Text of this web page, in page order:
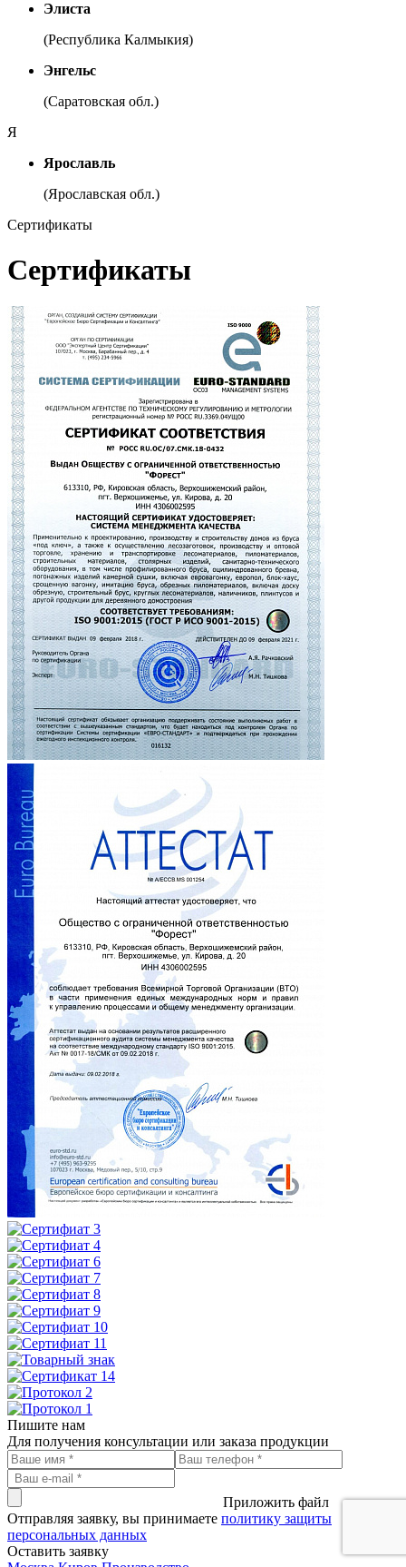
Элиста
(Республика Калмыкия)
Энгельс
(Саратовская обл.)
Я
Ярославль
(Ярославская обл.)
Сертификаты
Сертификаты
Пишите нам
Для получения консультации или заказа продукции
Приложить файл
Отправляя заявку, вы принимаете политику защиты
персональных данных
Оставить заявку